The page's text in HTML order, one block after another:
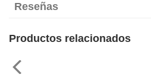
Reseñas
Productos relacionados